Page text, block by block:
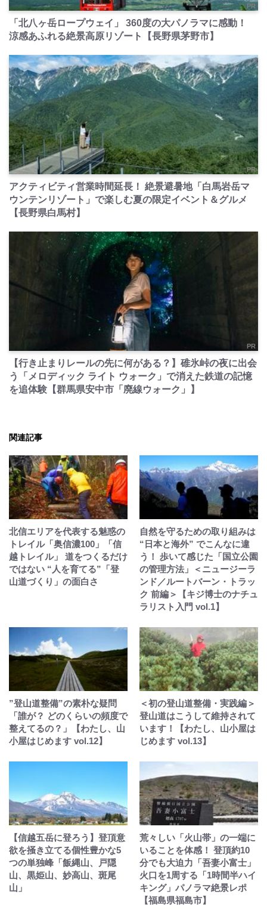
PR
「北八ヶ岳ロープウェイ」 360度の大パノラマに感動！
涼感あふれる絶景高原リゾート【長野県茅野市】
PR
アクティビティ営業時間延長！ 絶景避暑地「白馬岩岳マ
ウンテンリゾート」で楽しむ夏の限定イベント＆グルメ
【長野県白馬村】
PR
【行き止まりレールの先に何がある？】碓氷峠の夜に出会
う「メロディック ライト ウォーク」で消えた鉄道の記憶
を追体験【群馬県安中市「廃線ウォーク」】
関連記事
北信エリアを代表する魅惑の
トレイル「奥信濃100」「信
越トレイル」 道をつくるだけ
ではない “人を育てる”「登
山道づくり」の面白さ
自然を守るための取り組みは
“日本と海外” でこんなに違
う！ 歩いて感じた「国立公園
の管理方法」＜ニュージーラ
ンド／ルートバーン・トラッ
ク 前編＞【キジ博士のナチュ
ラリスト入門 vol.1】
”登山道整備”の素朴な疑問
「誰が？ どのくらいの頻度で
整えてるの？」【わたし、山
小屋はじめます vol.12】
＜初の登山道整備・実践編＞
登山道はこうして維持されて
います！【わたし、山小屋は
じめます vol.13】
【信越五岳に登ろう】登頂意
欲を掻き立てる個性豊かな5
つの単独峰「飯縄山、戸隠
山、黒姫山、妙高山、斑尾
山」
荒々しい「火山帯」の一端に
いることを体感！ 登頂約10
分でも大迫力「吾妻小富士」
火口を1周する「1時間半ハイ
キング」パノラマ絶景レポ
【福島県福島市】